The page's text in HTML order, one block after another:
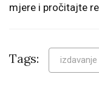
mjere i pročitajte
Tags: